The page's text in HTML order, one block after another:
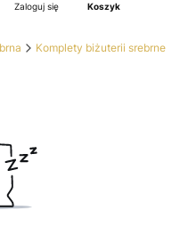
Zaloguj się Koszyk
Komplety biżuterii srebrne